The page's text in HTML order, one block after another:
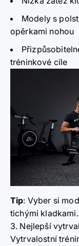
Modely s
opěrkami nohou
tréninkové cíle
Tip: Vyber si
tichými kladkami.
3. Nejlepší
Vytrvalostní